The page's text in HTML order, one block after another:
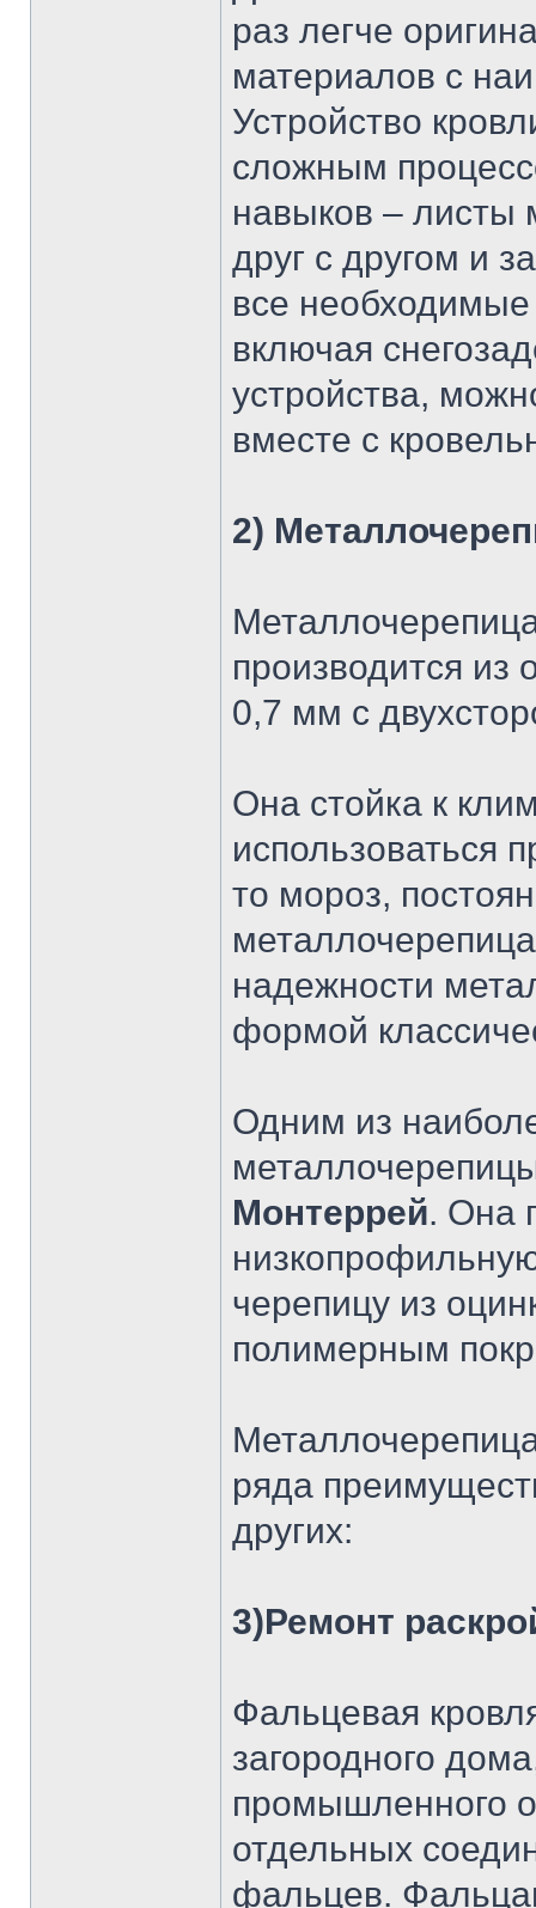
раз легче
материалов с
Устройство
сложным
навыков – листы
друг с другом и
все необходимые
включая
устройства,
вместе с
2)
производится из
0,7 мм с
Она стойка к
использоваться
то мороз,
надежности
формой
Одним из
Монтеррей. Она
черепицу из
полимерным
ряда
других:
3)Ремонт
Фальцевая
загородного
промышленного
отдельных
фальцев.